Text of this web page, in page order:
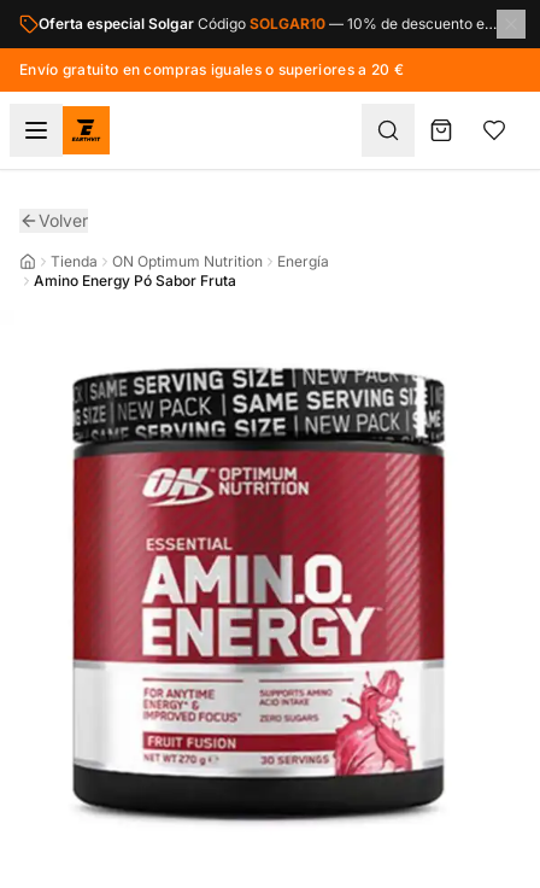
Saltar al contenido principal
Oferta especial Solgar Código SOLGAR10 — 10% de descuento en toda la marca Solgar.
Envío gratuito en compras iguales o superiores a 20 €
Volver
Tienda ON Optimum Nutrition
Energía
Amino Energy Pó Sabor Fruta